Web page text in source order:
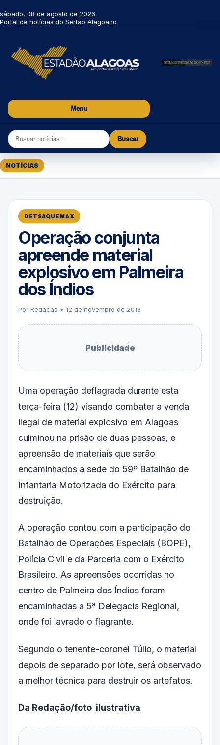
sábado, 08 de agosto de 2026
Portal de notícias do Sertão Alagoano
Menu
Buscar
NOTÍCIAS
DETSAQUEMAX
Operação conjunta
apreende material
explosivo em Palmeira
dos Índios
Por Redação • 12 de novembro de 2013
Publicidade
Uma operação deflagrada durante esta
terça-feira (12) visando combater a venda
ilegal de material explosivo em Alagoas
culminou na prisão de duas pessoas, e
apreensão de materiais que serão
encaminhados a sede do 59º Batalhão de
Infantaria Motorizada do Exército para
destruição.
A operação contou com a participação do
Batalhão de Operações Especiais (BOPE),
Polícia Civil e da Parceria com o Exército
Brasileiro. As apreensões ocorridas no
centro de Palmeira dos Índios foram
encaminhadas a 5ª Delegacia Regional,
onde foi lavrado o flagrante.
Segundo o tenente-coronel Túlio, o material
depois de separado por lote, será observado
a melhor técnica para destruir os artefatos.
Da Redação/foto ilustrativa